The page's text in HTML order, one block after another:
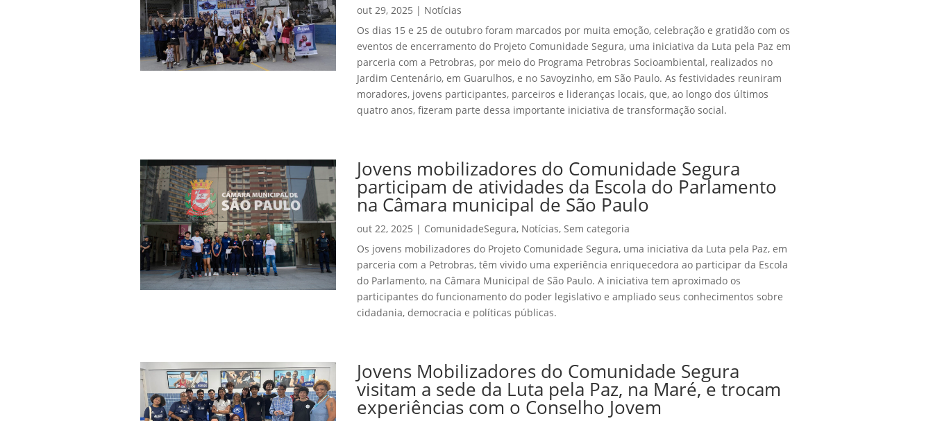
out 29, 2025 | Notícias
Os dias 15 e 25 de outubro foram marcados por muita emoção, celebração e gratidão com os
eventos de encerramento do Projeto Comunidade Segura, uma iniciativa da Luta pela Paz em
parceria com a Petrobras, por meio do Programa Petrobras Socioambiental, realizados no
Jardim Centenário, em Guarulhos, e no Savoyzinho, em São Paulo. As festividades reuniram
moradores, jovens participantes, parceiros e lideranças locais, que, ao longo dos últimos
quatro anos, fizeram parte dessa importante iniciativa de transformação social.
Jovens mobilizadores do Comunidade Segura
participam de atividades da Escola do Parlamento
na Câmara municipal de São Paulo
out 22, 2025 | ComunidadeSegura, Notícias, Sem categoria
Os jovens mobilizadores do Projeto Comunidade Segura, uma iniciativa da Luta pela Paz, em
parceria com a Petrobras, têm vivido uma experiência enriquecedora ao participar da Escola
do Parlamento, na Câmara Municipal de São Paulo. A iniciativa tem aproximado os
participantes do funcionamento do poder legislativo e ampliado seus conhecimentos sobre
cidadania, democracia e políticas públicas.
Jovens Mobilizadores do Comunidade Segura
visitam a sede da Luta pela Paz, na Maré, e trocam
experiências com o Conselho Jovem